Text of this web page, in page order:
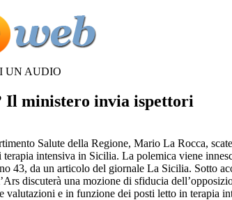
UN AUDIO
Il ministero invia ispettori
Salute della Regione, Mario La Rocca,
intensiva in Sicilia. La polemica viene
43, da un articolo del giornale La Sicilia. Sotto
discuterà una mozione di sfiducia
valutazioni e in funzione dei posti letto in terapia